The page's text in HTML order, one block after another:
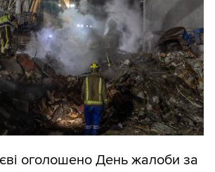
оголошено День жалоби за